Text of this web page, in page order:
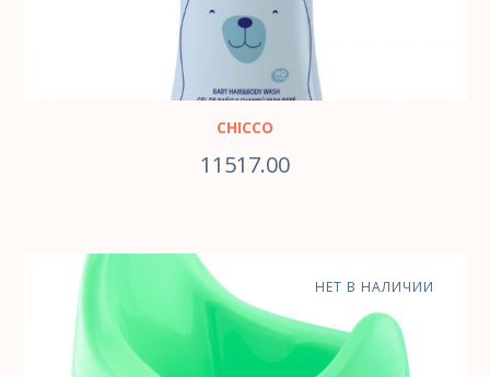
CHICCO
11517.00
НЕТ В НАЛИЧИИ